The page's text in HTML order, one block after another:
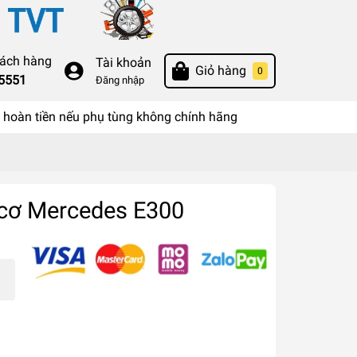
hàng
Tài khoản
Đăng nhập
Giỏ hàng 0
tiền nếu phụ tùng không chính hãng
Mercedes E300